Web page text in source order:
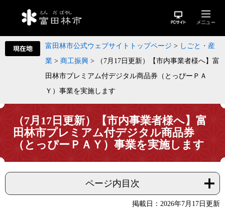
富田林市公式ウェブサイトトップページ > しごと・産
業 > 商工振興 >
（7月17日更新）【市内事業者様へ】富
田林市プレミアム付デジタル商品券（とっぴーＰＡ
Ｙ）事業を実施します
（7月17日更新）【市内事業者様へ】富
田林市プレミアム付デジタル商品券
（とっぴーＰＡＹ）事業を実施します
ページ内目次
掲載日：2026年7月17日更新